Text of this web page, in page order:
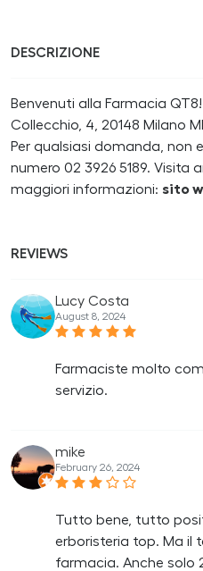
DESCRIZIONE
Benvenuti alla Farmacia
Collecchio, 4, 20148 Milano
Per qualsiasi domanda, non
numero 02 3926 5189. Visita
maggiori informazioni: sito
REVIEWS
Lucy Costa
August 8, 2024
Farmaciste molto
servizio.
mike
February 26, 2024
Tutto bene, tutto
erboristeria top. Ma il
farmacia. Anche solo